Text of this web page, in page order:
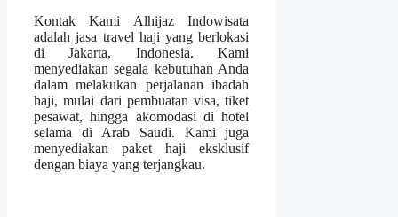
Kontak Kami Alhijaz Indowisata
adalah jasa travel haji yang berlokasi
di Jakarta, Indonesia. Kami
menyediakan segala kebutuhan Anda
dalam melakukan perjalanan ibadah
haji, mulai dari pembuatan visa, tiket
pesawat, hingga akomodasi di hotel
selama di Arab Saudi. Kami juga
menyediakan paket haji eksklusif
dengan biaya yang terjangkau.